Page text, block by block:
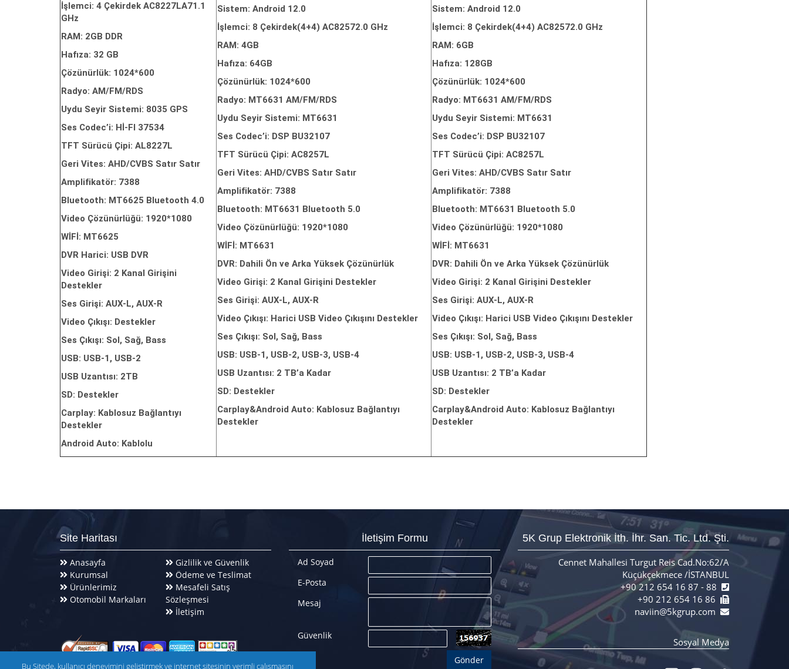
İşlemci: 4 Çekirdek AC8227LA71.1
GHz
RAM: 2GB DDR
Hafıza: 32 GB
Çözünürlük: 1024*600
Radyo: AM/FM/RDS
Uydu Seyir Sistemi: 8035 GPS
Ses Codec’i: Hİ-FI 37534
TFT Sürücü Çipi: AL8227L
Geri Vites: AHD/CVBS Satır Satır
Amplifikatör: 7388
Bluetooth: MT6625 Bluetooth 4.0
Video Çözünürlüğü: 1920*1080
WİFİ: MT6625
DVR Harici: USB DVR
Video Girişi: 2 Kanal Girişini
Destekler
Ses Girişi: AUX-L, AUX-R
Video Çıkışı: Destekler
Ses Çıkışı: Sol, Sağ, Bass
USB: USB-1, USB-2
USB Uzantısı: 2TB
SD: Destekler
Carplay: Kablosuz Bağlantıyı
Destekler
Android Auto: Kablolu
Sistem: Android 12.0
İşlemci: 8 Çekirdek(4+4) AC82572.0 GHz
RAM: 4GB
Hafıza: 64GB
Çözünürlük: 1024*600
Radyo: MT6631 AM/FM/RDS
Uydu Seyir Sistemi: MT6631
Ses Codec’i: DSP BU32107
TFT Sürücü Çipi: AC8257L
Geri Vites: AHD/CVBS Satır Satır
Amplifikatör: 7388
Bluetooth: MT6631 Bluetooth 5.0
Video Çözünürlüğü: 1920*1080
WİFİ: MT6631
DVR: Dahili Ön ve Arka Yüksek Çözünürlük
Video Girişi: 2 Kanal Girişini Destekler
Ses Girişi: AUX-L, AUX-R
Video Çıkışı: Harici USB Video Çıkışını Destekler
Ses Çıkışı: Sol, Sağ, Bass
USB: USB-1, USB-2, USB-3, USB-4
USB Uzantısı: 2 TB’a Kadar
SD: Destekler
Carplay&Android Auto: Kablosuz Bağlantıyı
Destekler
Sistem: Android 12.0
İşlemci: 8 Çekirdek(4+4) AC82572.0 GHz
RAM: 6GB
Hafıza: 128GB
Çözünürlük: 1024*600
Radyo: MT6631 AM/FM/RDS
Uydu Seyir Sistemi: MT6631
Ses Codec’i: DSP BU32107
TFT Sürücü Çipi: AC8257L
Geri Vites: AHD/CVBS Satır Satır
Amplifikatör: 7388
Bluetooth: MT6631 Bluetooth 5.0
Video Çözünürlüğü: 1920*1080
WİFİ: MT6631
DVR: Dahili Ön ve Arka Yüksek Çözünürlük
Video Girişi: 2 Kanal Girişini Destekler
Ses Girişi: AUX-L, AUX-R
Video Çıkışı: Harici USB Video Çıkışını Destekler
Ses Çıkışı: Sol, Sağ, Bass
USB: USB-1, USB-2, USB-3, USB-4
USB Uzantısı: 2 TB’a Kadar
SD: Destekler
Carplay&Android Auto: Kablosuz Bağlantıyı
Destekler
Site Haritası
Anasayfa
Kurumsal
Ürünlerimiz
Otomobil Markaları
Gizlilik ve Güvenlik
Ödeme ve Teslimat
Mesafeli Satış
Sözleşmesi
İletişim
İletişim Formu
Ad Soyad
E-Posta
Mesaj
Güvenlik
5K Grup Elektronik İth. İhr. San. Tic. Ltd. Şti.
Cennet Mahallesi Turgut Reis Cad.No:62/A
Küçükçekmece /İSTANBUL
+90 212 654 16 87 - 88
+90 212 654 16 86
naviin@5kgrup.com
Sosyal Medya
Bu Sitede, kullanıcı deneyimini geliştirmek ve internet sitesinin verimli çalışmasını